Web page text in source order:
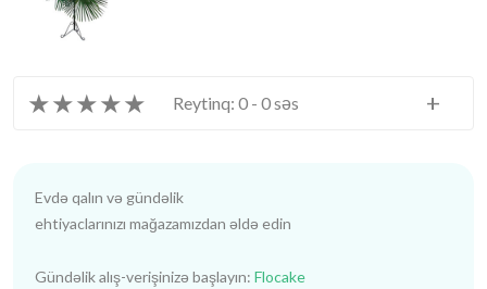
★★★★★ Reytinq: 0 - 0 səs +
Evdə qalın və gündəlik
ehtiyaclarınızı mağazamızdan əldə edin
Gündəlik alış-verişinizə başlayın: Flocake